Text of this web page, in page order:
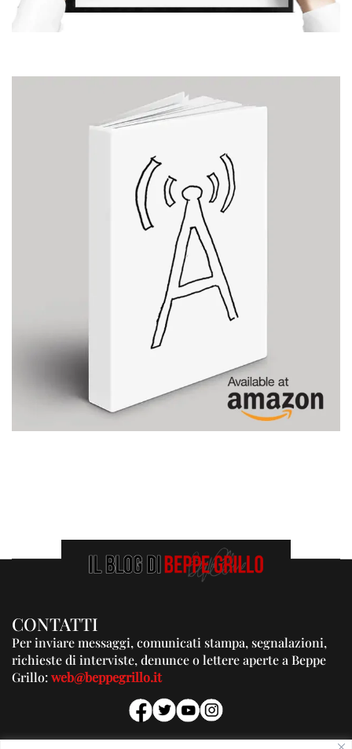
CONTATTI
Per inviare messaggi, comunicati stampa, segnalazioni,
richieste di interviste, denunce o lettere aperte a Beppe
Grillo:web@beppegrillo.it